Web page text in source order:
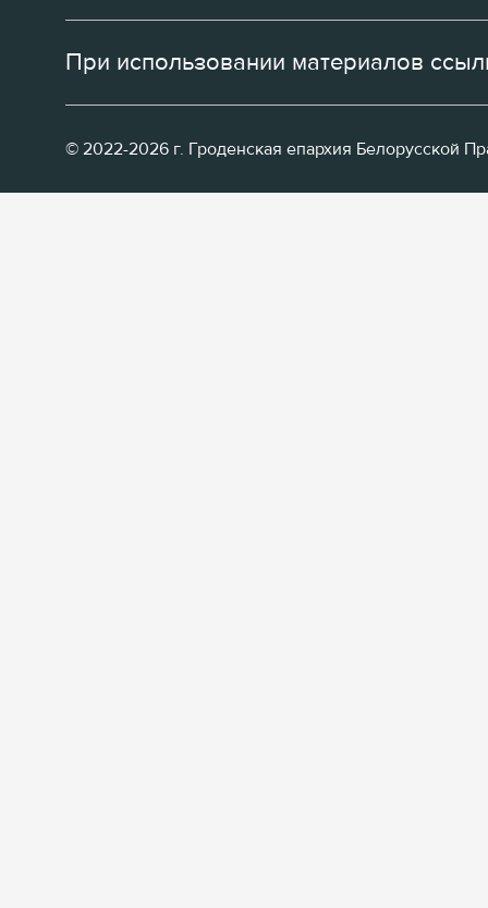
При использовании материалов
© 2022-2026 г. Гроденская епархия Белорусской